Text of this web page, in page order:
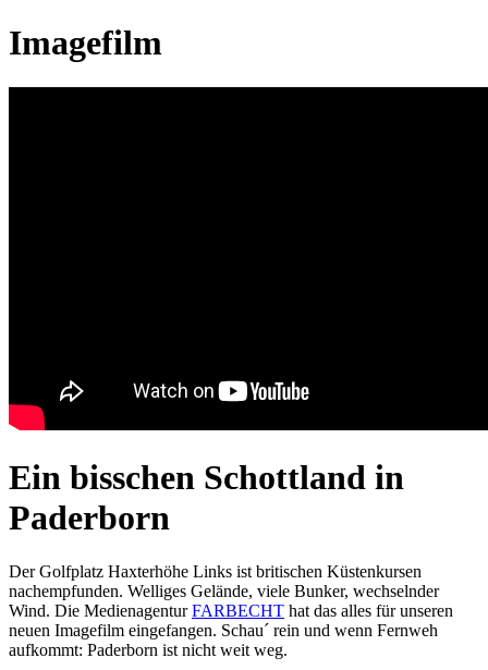
Imagefilm
Ein bisschen Schottland in
Paderborn
Der Golfplatz Haxterhöhe Links ist britischen Küstenkursen
nachempfunden. Welliges Gelände, viele Bunker, wechselnder
Wind. Die MedienagenturFARBECHT hat das alles für unseren
neuen Imagefilm eingefangen. Schau´ rein und wenn Fernweh
aufkommt: Paderborn ist nicht weit weg.